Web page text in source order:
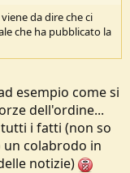
da dire che ci
che ha pubblicato la
esempio come si
dell'ordine...
i fatti (non so
un colabrodo in
notizie)